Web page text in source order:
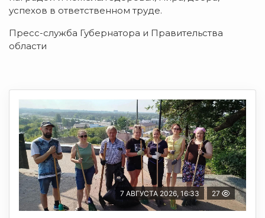
успехов в ответственном труде.
Пресс-служба Губернатора и Правительства
области
7 АВГУСТА 2026, 16:33 27